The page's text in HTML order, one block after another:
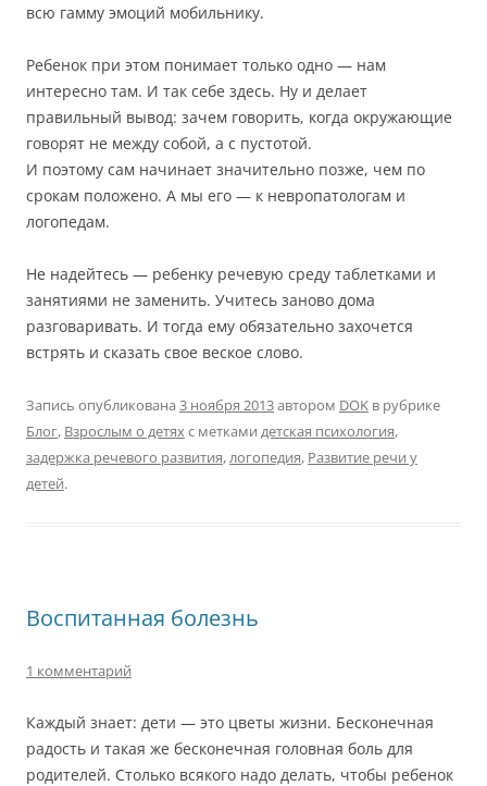
всю гамму эмоций мобильнику.
Ребенок при этом понимает только одно — нам
интересно там. И так себе здесь. Ну и делает
правильный вывод: зачем говорить, когда окружающие
говорят не между собой, а с пустотой.
И поэтому сам начинает значительно позже, чем по
срокам положено. А мы его — к невропатологам и
логопедам.
Не надейтесь — ребенку речевую среду таблетками и
занятиями не заменить. Учитесь заново дома
разговаривать. И тогда ему обязательно захочется
встрять и сказать свое веское слово.
Запись опубликована 3 ноября 2013автором DOK в рубрике
Блог, Взрослым о детяхс метками детская психология,
задержка речевого развития,логопедия, Развитие речи у
детей.
Воспитанная болезнь
1 комментарий
Каждый знает: дети — это цветы жизни. Бесконечная
радость и такая же бесконечная головная боль для
родителей. Столько всякого надо делать, чтобы ребенок